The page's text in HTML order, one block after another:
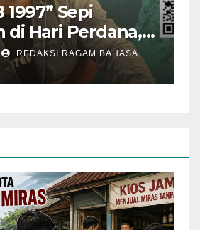
Sepi
Hari Perdana,
Cerita
REDAKSI RAGAM BAHASA